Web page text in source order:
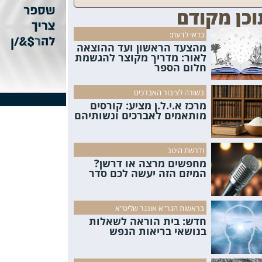
מקודם
כדאי לדעת:
מהצעד הראשון ועד ההוצאה
לאור: מדריך מקוצר להגשמת
חלום הספר
בשורה לציבור האברכים
מרכז א.י.ל.ן מציע: קורסים
מותאמים לאברכים ונשותיהם
ודרשת היטב
מחפשים מרצה או דרשן?
המיזם הזה יעשה לכם סדר
בראשות הגר"א אונגר שליט"א
חדש: בית הוראה לשאלות
בנושאי בריאות הנפש